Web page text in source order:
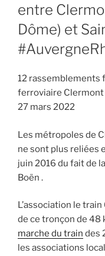
entre
Dôme) et
12 rassemblements
ferroviaire Clermont
27 mars 2022
Les métropoles de
ne sont plus reliées
juin 2016 du fait de
Boën .
L’association le
de ce tronçon de 48
marche du train des
les associations